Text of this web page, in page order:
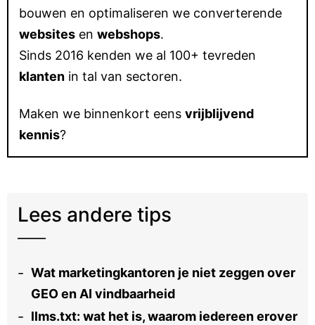
bouwen en optimaliseren we converterende
websites en webshops.
Sinds 2016 kenden we al 100+ tevreden
klanten in tal van sectoren.
Maken we binnenkort eens vrijblijvend
kennis?
Lees andere tips
Wat marketingkantoren je niet zeggen over
GEO en AI vindbaarheid
llms.txt: wat het is, waarom iedereen erover